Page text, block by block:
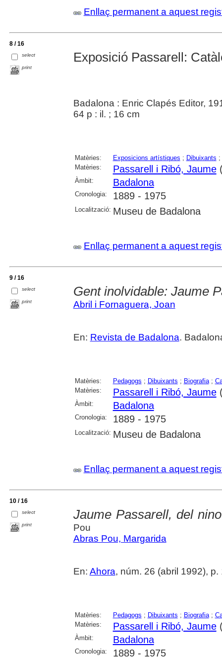
Enllaç permanent a aquest
8 / 16
select
print
Exposició Passarell:
Badalona : Enric Clapés Editor,
64 p : il. ; 16 cm
Matèries: Exposicions artístiques ; Dibuixants ;
Matèries:
Passarell i Ribó, Jaume
Àmbit: Badalona
Cronologia: 1889 - 1975
Localització: Museu de Badalona
Enllaç permanent a aquest
9 / 16
select
print
Gent inolvidable: Jaume
Abril i Fornaguera, Joan
En: Revista de Badalona.
Matèries: Pedagogs ; Dibuixants ; Biografia;
Matèries:
Passarell i Ribó, Jaume
Àmbit: Badalona
Cronologia: 1889 - 1975
Localització: Museu de Badalona
Enllaç permanent a aquest
10 / 16
select
print
Jaume Passarell, del
Pou
Abras Pou, Margarida
En: Ahora, núm. 26 (abril 1992), p.
Matèries: Pedagogs ; Dibuixants ; Biografia;
Matèries:
Passarell i Ribó, Jaume
Àmbit: Badalona
Cronologia: 1889 - 1975